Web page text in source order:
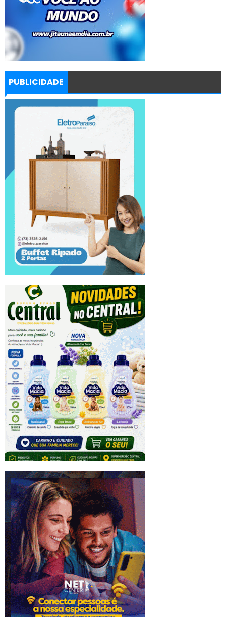
PUBLICIDADE